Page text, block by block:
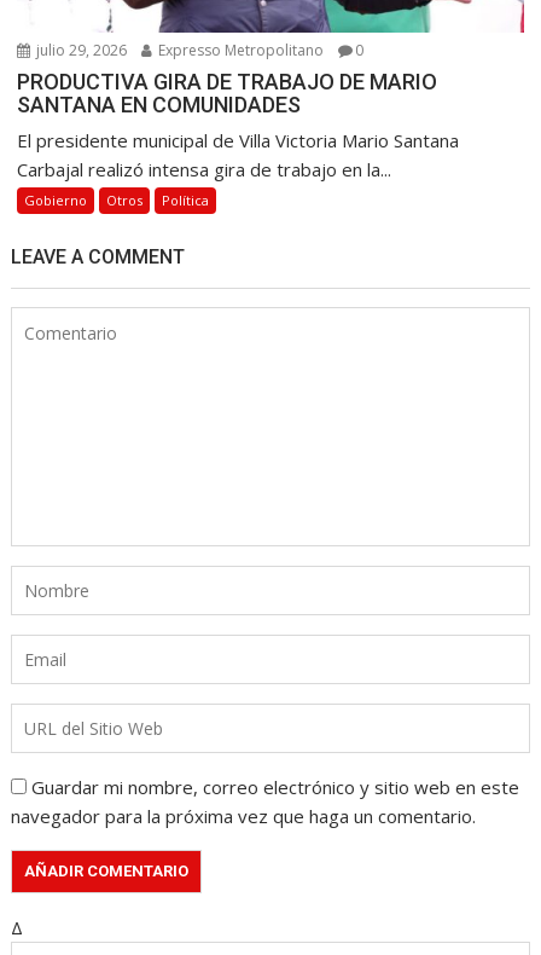
julio 29, 2026 Expresso Metropolitano 0
PRODUCTIVA GIRA DE TRABAJO DE MARIO
SANTANA EN COMUNIDADES
El presidente municipal de Villa Victoria Mario Santana
Carbajal realizó intensa gira de trabajo en la...
Gobierno Otros Política
LEAVE A COMMENT
Guardar mi nombre, correo electrónico y sitio web en este
navegador para la próxima vez que haga un comentario.
Δ